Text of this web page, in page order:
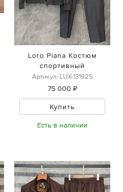
Loro Piana Костюм
спортивный
Артикул: LUX-131925
75 000 ₽
Купить
Есть в наличии